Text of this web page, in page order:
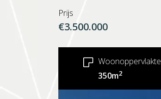
Prijs
€3.500.000
Woonoppervlakte
350m2